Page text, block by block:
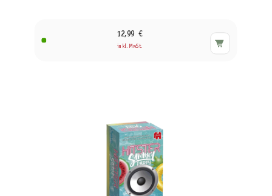
12,99 €
inkl. MwSt.